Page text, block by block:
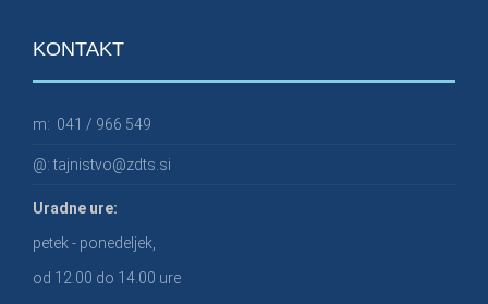
KONTAKT
m: 041 / 966 549
@:tajnistvo@zdts.si
Uradne ure:
petek - ponedeljek,
od 12.00 do 14.00 ure